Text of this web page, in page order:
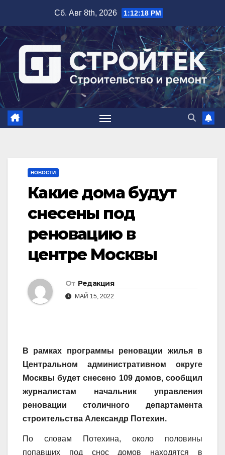
содержимому
Сб. Авг 8th, 2026 1:12:19 PM
НОВОСТИ
Какие дома будут
снесены под
реновацию в
центре Москвы
От Редакция
МАЙ 15, 2022
В рамках программы реновации жилья в
Центральном административном округе
Москвы будет снесено 109 домов, сообщил
журналистам начальник управления
реновации столичного департамента
строительства Александр Потехин.
По словам Потехина, около половины
попавших под снос домов находятся в